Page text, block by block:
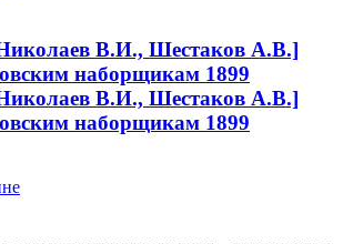
В.И., Шестаков А.В.]
наборщикам 1899
В.И., Шестаков А.В.]
наборщикам 1899